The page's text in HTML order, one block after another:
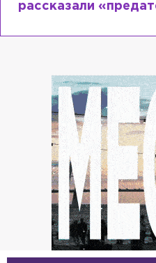
сходит с ума